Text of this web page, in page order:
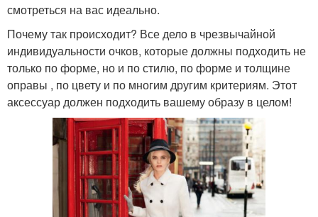
смотреться на вас идеально.
Почему так происходит? Все дело в чрезвычайной
индивидуальности очков, которые должны подходить не
только по форме, но и по стилю, по форме и толщине
оправы , по цвету и по многим другим критериям. Этот
аксессуар должен подходить вашему образу в целом!